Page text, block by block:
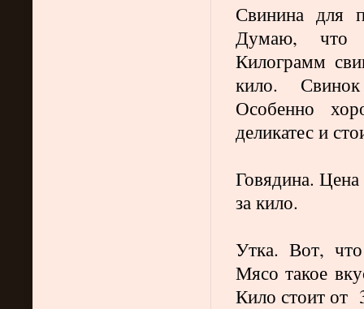
Свинина для
Думаю, что
Килограмм
кило.
Особенно
деликатес и
Говядина. Цена
за кило.
Утка. Вот, что
Мясо такое
Кило стоит от